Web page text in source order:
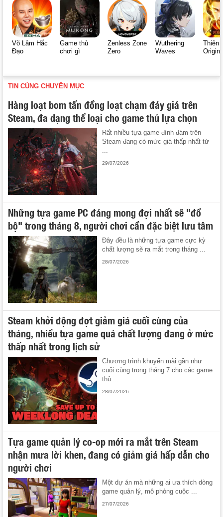
Võ Lâm Hắc
Đạo
Game thủ
chơi gì
Zenless Zone
Zero
Wuthering
Waves
Thiên
Origin
TIN CÙNG CHUYÊN MỤC
Hàng loạt bom tấn đồng loạt chạm đáy giá trên
Steam, đa dạng thể loại cho game thủ lựa chọn
Rất nhiều tựa game đình đám trên
Steam đang có mức giá thấp nhất từ
29/07/2026
Những tựa game PC đáng mong đợi nhất sẽ "đổ
bộ" trong tháng 8, người chơi cần đặc biệt lưu tâm
Đây đều là những tựa game cực kỳ
chất lượng sẽ ra mắt trong tháng ...
28/07/2026
Steam khởi động đợt giảm giá cuối cùng của
tháng, nhiều tựa game quá chất lượng đang ở mức
thấp nhất trong lịch sử
Chương trình khuyến mãi gần như
cuối cùng trong tháng 7 cho các game
thủ ...
28/07/2026
Tựa game quản lý co-op mới ra mắt trên Steam
nhận mưa lời khen, đang có giảm giá hấp dẫn cho
người chơi
Một dự án mà những ai ưa thích dòng
game quản lý, mô phỏng cuộc ...
27/07/2026